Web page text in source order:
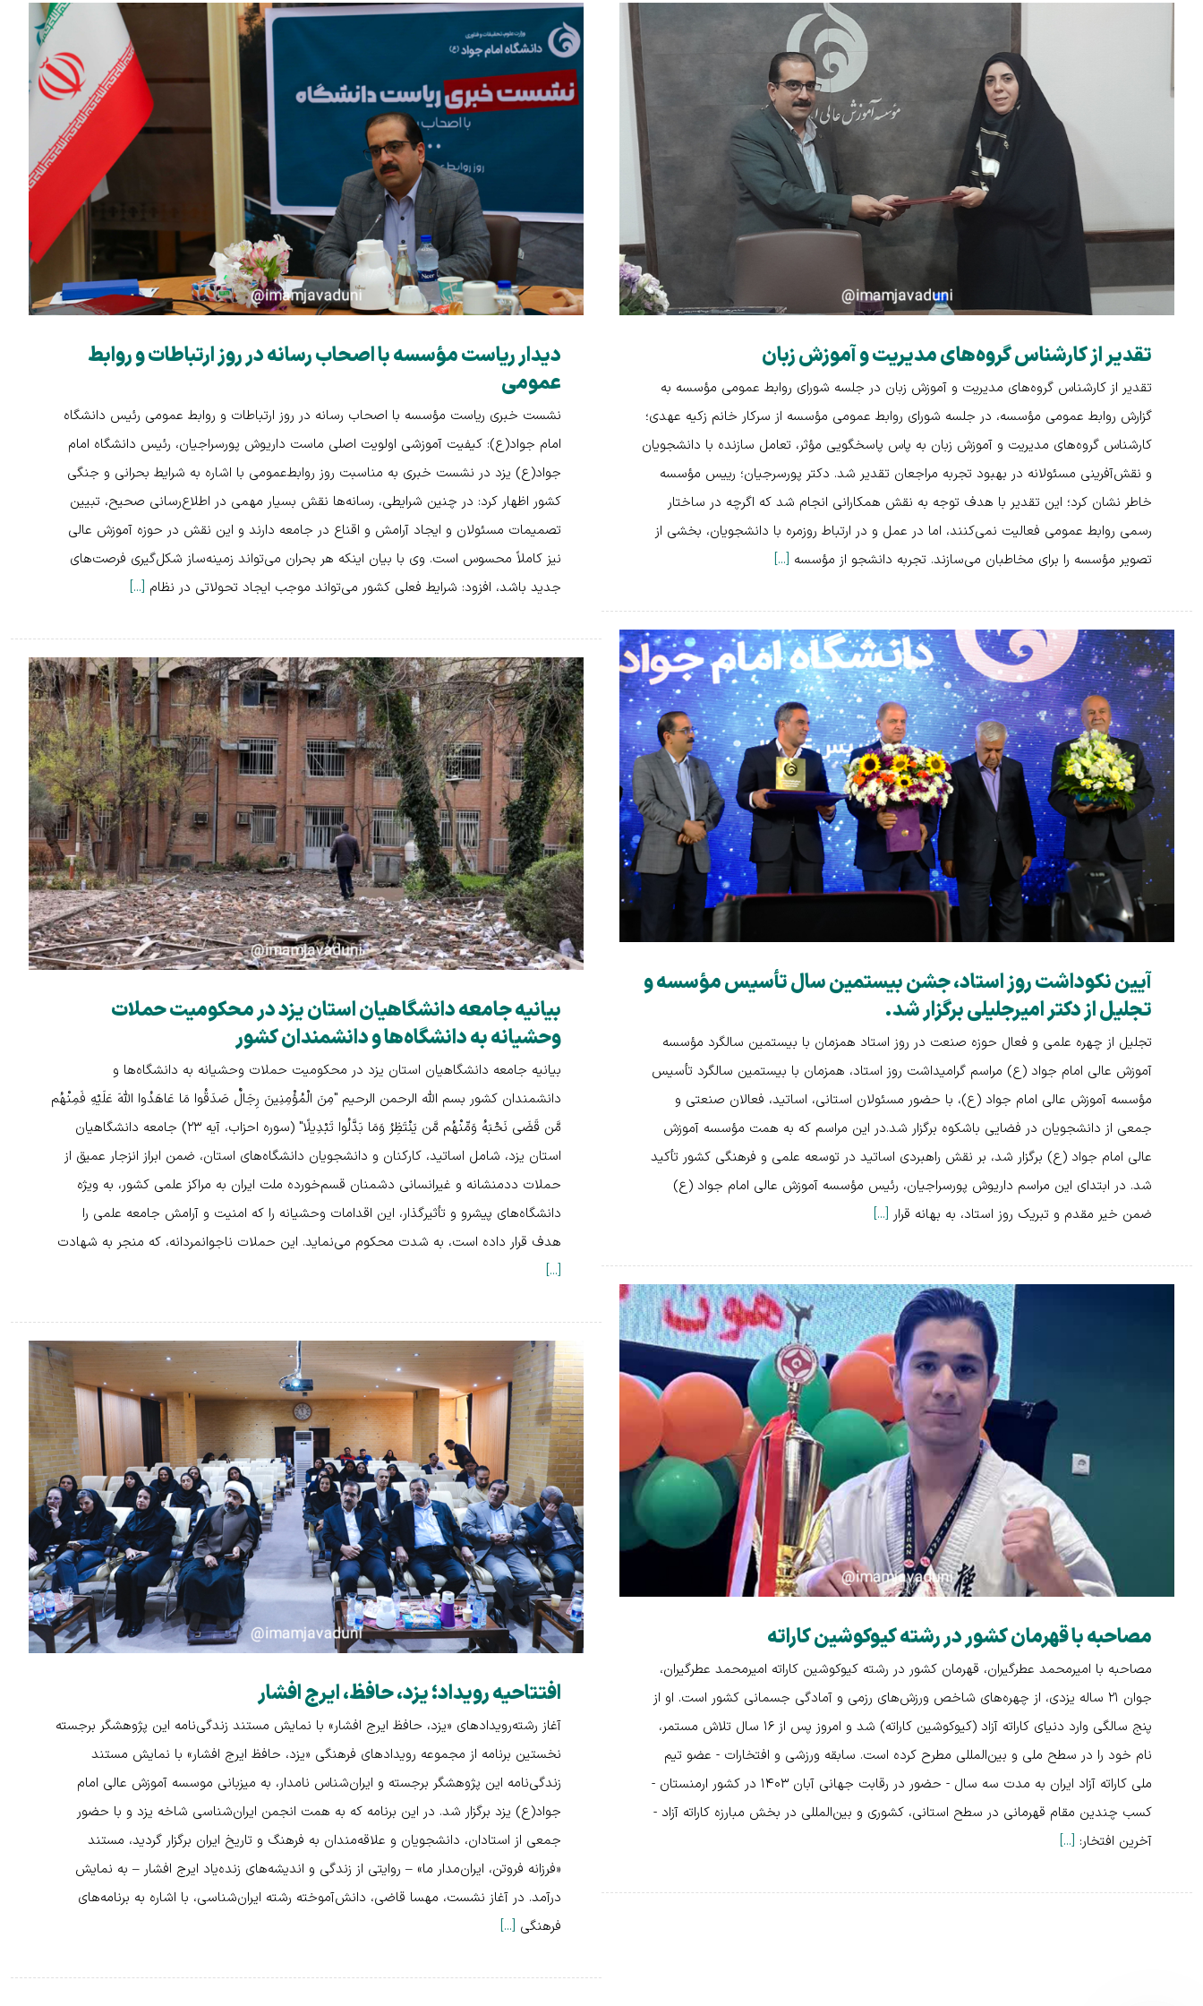
تقدیر از کارشناس گروه‌های مدیریت و آموزش زبان
تقدیر از کارشناس گروه‌های مدیریت و آموزش زبان در جلسه شورای روابط عمومی مؤسسه به
گزارش روابط عمومی مؤسسه، در جلسه شورای روابط عمومی مؤسسه از سرکار خانم زکیه عهدی؛
کارشناس گروه‌های مدیریت و آموزش زبان به پاس پاسخگویی مؤثر، تعامل سازنده با دانشجویان
و نقش‌آفرینی مسئولانه در بهبود تجربه مراجعان تقدیر شد. دکتر پورسرجیان؛ رییس مؤسسه
خاطر نشان کرد؛ این تقدیر با هدف توجه به نقش همکارانی انجام شد که اگرچه در ساختار
رسمی روابط عمومی فعالیت نمی‌کنند، اما در عمل و در ارتباط روزمره با دانشجویان، بخشی از
تصویر مؤسسه را برای مخاطبان می‌سازند. تجربه دانشجو از مؤسسه [...]
دیدار ریاست مؤسسه با اصحاب رسانه در روز ارتباطات و روابط
عمومی
نشست خبری ریاست مؤسسه با اصحاب رسانه در روز ارتباطات و روابط عمومی رئیس دانشگاه
امام جواد(ع): کیفیت آموزشی اولویت اصلی ماست داریوش پورسراجیان، رئیس دانشگاه امام
جواد(ع) یزد در نشست خبری به مناسبت روز روابط‌عمومی با اشاره به شرایط بحرانی و جنگی
کشور اظهار کرد: در چنین شرایطی، رسانه‌ها نقش بسیار مهمی در اطلاع‌رسانی صحیح، تبیین
تصمیمات مسئولان و ایجاد آرامش و اقناع در جامعه دارند و این نقش در حوزه آموزش عالی
نیز کاملاً محسوس است. وی با بیان اینکه هر بحران می‌تواند زمینه‌ساز شکل‌گیری فرصت‌های
جدید باشد، افزود: شرایط فعلی کشور می‌تواند موجب ایجاد تحولاتی در نظام [...]
آیین نکوداشت روز استاد، جشن بیستمین سال تأسیس مؤسسه و
تجلیل از دکتر امیرجلیلی برگزار شد.
تجلیل از چهره‌ علمی و فعال حوزه صنعت در روز استاد همزمان با بیستمین سالگرد مؤسسه
آموزش عالی امام جواد (ع) مراسم گرامیداشت روز استاد، همزمان با بیستمین سالگرد تأسیس
مؤسسه آموزش عالی امام جواد (ع)، با حضور مسئولان استانی، اساتید، فعالان صنعتی و
جمعی از دانشجویان در فضایی باشکوه برگزار شد.در این مراسم که به همت مؤسسه آموزش
عالی امام جواد (ع) برگزار شد، بر نقش راهبردی اساتید در توسعه علمی و فرهنگی کشور تأکید
شد. در ابتدای این مراسم داریوش پورسراجیان، رئیس مؤسسه آموزش عالی امام جواد (ع)
ضمن خیر مقدم و تبریک روز استاد، به بهانه قرار [...]
بیانیه جامعه دانشگاهیان استان یزد در محکومیت حملات
وحشیانه به دانشگاه‌ها و دانشمندان کشور
بیانیه جامعه دانشگاهیان استان یزد در محکومیت حملات وحشیانه به دانشگاه‌ها و
دانشمندان کشور بسم الله الرحمن الرحیم "مِنَ الْمُؤْمِنِينَ رِجَالٌ صَدَقُوا مَا عَاهَدُوا اللَّهَ عَلَیْهِ فَمِنْهُم
مَّن قَضَى نَحْبَهُ وَمِّنْهُم مَّن یَنْتَظِرُ وَمَا بَدَّلُوا تَبْدِیلًا" (سوره احزاب، آیه ۲۳) جامعه دانشگاهیان
استان یزد، شامل اساتید، کارکنان و دانشجویان دانشگاه‌های استان، ضمن ابراز انزجار عمیق از
حملات ددمنشانه و غیرانسانی دشمنان قسم‌خورده ملت ایران به مراکز علمی کشور، به ویژه
دانشگاه‌های پیشرو و تأثیرگذار، این اقدامات وحشیانه را که امنیت و آرامش جامعه علمی را
هدف قرار داده است، به شدت محکوم می‌نماید. این حملات ناجوانمردانه، که منجر به شهادت
[...]
مصاحبه با قهرمان کشور در رشته کیوکوشین کاراته
مصاحبه با امیرمحمد عطرگیران، قهرمان کشور در رشته کیوکوشین کاراته امیرمحمد عطرگیران،
جوان ۲۱ ساله یزدی، از چهره‌های شاخص ورزش‌های رزمی و آمادگی جسمانی کشور است. او از
پنج سالگی وارد دنیای کاراته آزاد (کیوکوشین کاراته) شد و امروز پس از ۱۶ سال تلاش مستمر،
نام خود را در سطح ملی و بین‌المللی مطرح کرده است. سابقه ورزشی و افتخارات - عضو تیم
ملی کاراته آزاد ایران به مدت سه سال - حضور در رقابت جهانی آبان ۱۴۰۳ در کشور ارمنستان -
کسب چندین مقام قهرمانی در سطح استانی، کشوری و بین‌المللی در بخش مبارزه کاراته آزاد -
آخرین افتخار: [...]
افتتاحیه رویداد؛ یزد، حافظ، ایرج افشار
آغاز رشته‌رویدادهای «یزد، حافظ ایرج افشار» با نمایش مستند زندگی‌نامه این پژوهشگر برجسته
نخستین برنامه از مجموعه‌ رویدادهای فرهنگی «یزد، حافظ ایرج افشار» با نمایش مستند
زندگی‌نامه این پژوهشگر برجسته و ایران‌شناس نامدار، به میزبانی موسسه آموزش عالی امام
جواد(ع) یزد برگزار شد. در این برنامه که به همت انجمن ایران‌شناسی شاخه یزد و با حضور
جمعی از استادان، دانشجویان و علاقه‌مندان به فرهنگ و تاریخ ایران برگزار گردید، مستند
«فرزانه فروتن، ایران‌مدار ما» – روایتی از زندگی و اندیشه‌های زنده‌یاد ایرج افشار – به نمایش
درآمد. در آغاز نشست، مهسا قاضی، دانش‌آموخته رشته ایران‌شناسی، با اشاره به برنامه‌های
فرهنگی [...]